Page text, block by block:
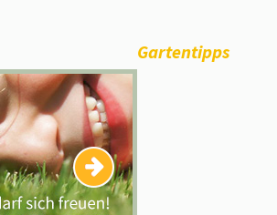
Gartentipps